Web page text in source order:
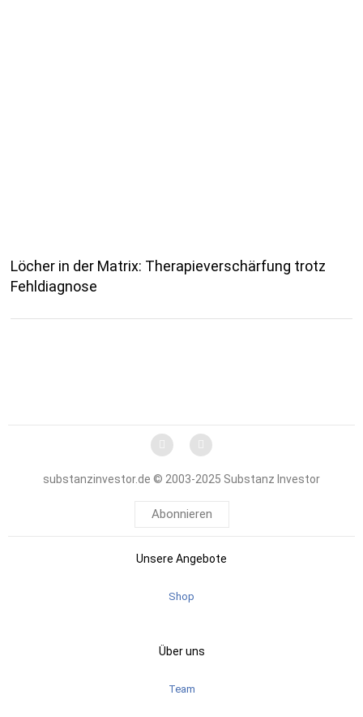
Löcher in der Matrix: Therapieverschärfung trotz
Fehldiagnose
substanzinvestor.de © 2003-2025 Substanz Investor
Abonnieren
Unsere Angebote
Shop
Über uns
Team